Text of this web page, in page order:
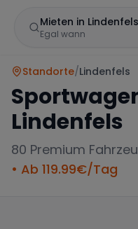
Mieten in Lindenfels
Egal wann
Standorte/Lindenfels
Lindenfels
80 Premium
• Ab 119.99€/Tag